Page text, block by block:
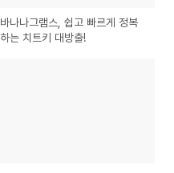
바나나그램스, 쉽고 빠르게 정복
하는 치트키 대방출!